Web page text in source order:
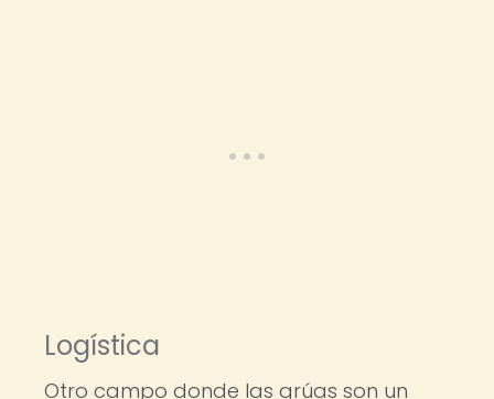
Logística
Otro campo donde las grúas son un